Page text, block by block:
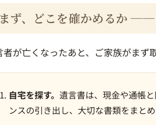
まず、どこを確かめるか
者が亡くなったあと、ご家族がまず
自宅を探す。遺言書は、現金や通帳
ンスの引き出し、大切な書類をまと